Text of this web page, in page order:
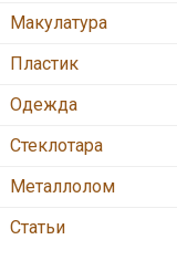
Макулатура
Пластик
Одежда
Стеклотара
Металлолом
Статьи